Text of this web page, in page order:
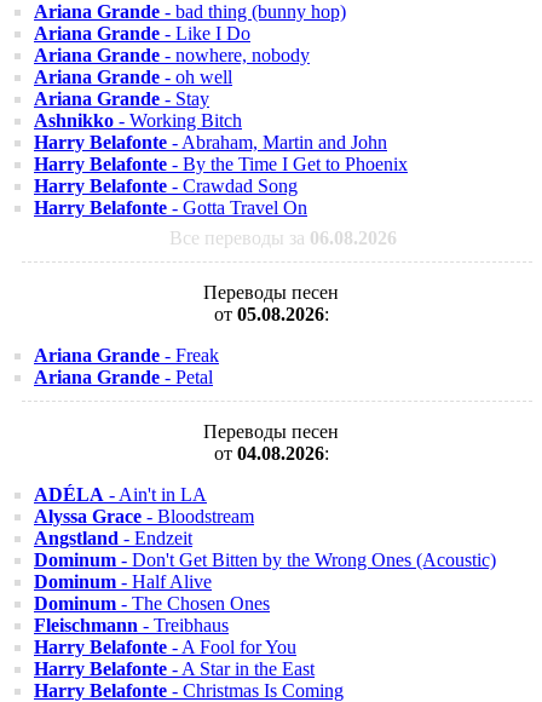
Ariana Grande - bad thing (bunny hop)
Ariana Grande - Like I Do
Ariana Grande - nowhere, nobody
Ariana Grande - oh well
Ariana Grande - Stay
Ashnikko - Working Bitch
Harry Belafonte - Abraham, Martin and John
Harry Belafonte - By the Time I Get to Phoenix
Harry Belafonte - Crawdad Song
Harry Belafonte - Gotta Travel On
Все переводы за 06.08.2026
Переводы песен
от 05.08.2026:
Ariana Grande - Freak
Ariana Grande - Petal
Переводы песен
от 04.08.2026:
ADÉLA - Ain't in LA
Alyssa Grace - Bloodstream
Angstland - Endzeit
Dominum - Don't Get Bitten by the Wrong Ones (Acoustic)
Dominum - Half Alive
Dominum - The Chosen Ones
Fleischmann - Treibhaus
Harry Belafonte - A Fool for You
Harry Belafonte - A Star in the East
Harry Belafonte - Christmas Is Coming